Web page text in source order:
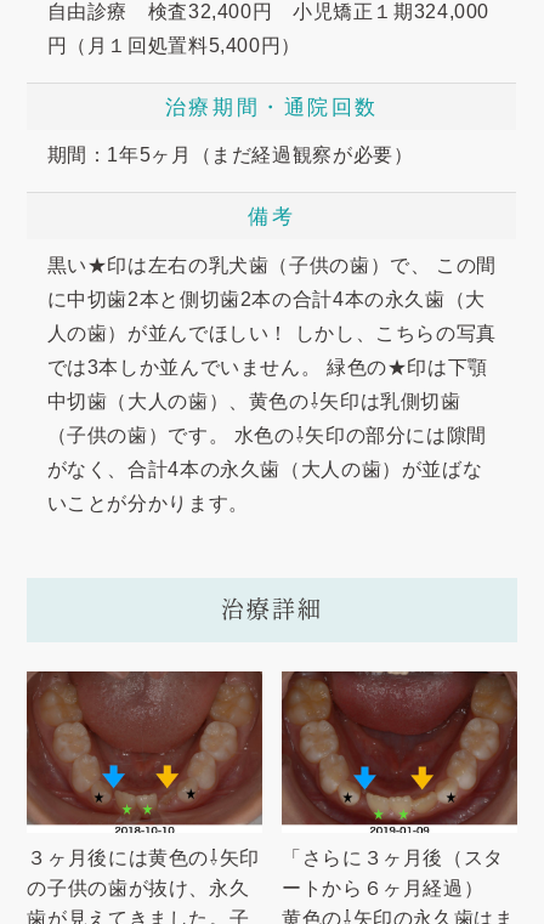
自由診療 検査32,400円 小児矯正１期324,000
円（月１回処置料5,400円）
治療期間・通院回数
期間：1年5ヶ月（まだ経過観察が必要）
備考
黒い★印は左右の乳犬歯（子供の歯）で、 この間
に中切歯2本と側切歯2本の合計4本の永久歯（大
人の歯）が並んでほしい！ しかし、こちらの写真
では3本しか並んでいません。 緑色の★印は下顎
中切歯（大人の歯）、黄色の⇩矢印は乳側切歯
（子供の歯）です。 水色の⇩矢印の部分には隙間
がなく、合計4本の永久歯（大人の歯）が並ばな
いことが分かります。
治療詳細
３ヶ月後には黄色の⇩矢印
の子供の歯が抜け、永久
歯が見えてきました。子
「さらに３ヶ月後（スタ
ートから６ヶ月経過）
黄色の⇩矢印の永久歯はま